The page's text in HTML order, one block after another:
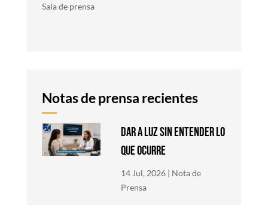
Sala de prensa
DAR A LUZ SIN ENTENDER LO
QUE OCURRE
14 Jul, 2026 | Nota de
Prensa
Notas de prensa recientes